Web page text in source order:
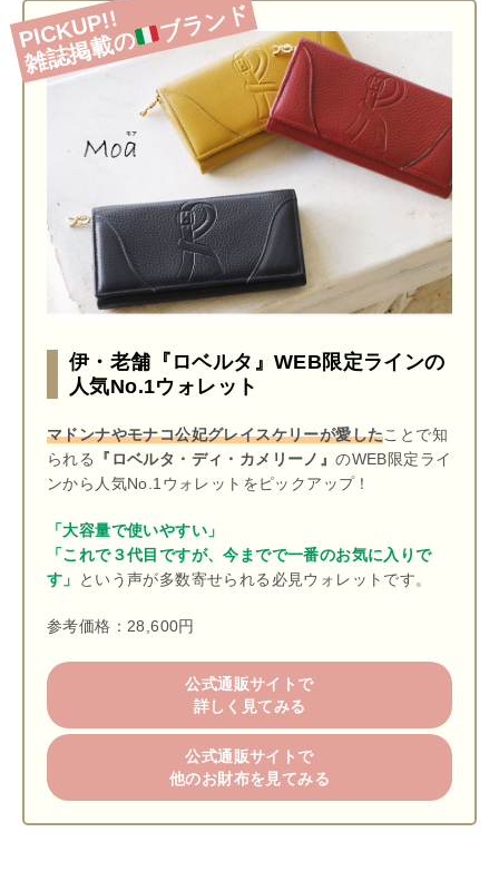
PICKUP!!
雑誌掲載の
ブランド
伊・老舗『ロベルタ』WEB限定ラインの
人気No.1ウォレット
マドンナやモナコ公妃グレイスケリーが愛したことで知
られる
『ロベルタ・ディ・カメリーノ』のWEB限定ライ
ンから人気No.1ウォレットをピックアップ！
「大容量で使いやすい」
「これで３代目ですが、今までで一番のお気に入りで
す」
という声が多数寄せられる必見ウォレットです。
参考価格：28,600円
公式通販サイトで
詳しく見てみる
公式通販サイトで
他のお財布を見てみる